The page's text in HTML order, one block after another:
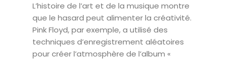
L’histoire de l’art et de la musique montre
que le hasard peut alimenter la créativité.
Pink Floyd, par exemple, a utilisé des
techniques d’enregistrement aléatoires
pour créer l’atmosphère de l’album «